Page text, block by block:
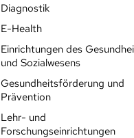
Diagnostik
E-Health
Einrichtungen des
und Sozialwesens
Gesundheitsförderung und
Prävention
Lehr- und
Forschungseinrichtungen